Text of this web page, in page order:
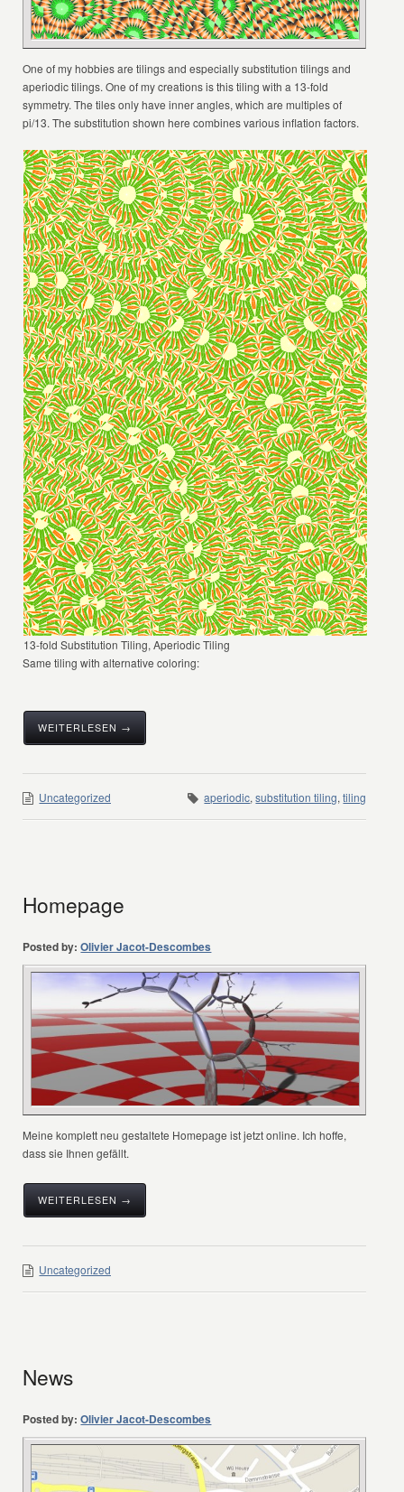
One of my hobbies are tilings and especially substitution tilings and
aperiodic tilings. One of my creations is this tiling with a 13-fold
symmetry. The tiles only have inner angles, which are multiples of
pi/13. The substitution shown here combines various inflation factors.
13-fold Substitution Tiling, Aperiodic Tiling
Same tiling with alternative coloring:
WEITERLESEN →
Uncategorized aperiodic,substitution tiling,tiling
Homepage
Posted by: Olivier Jacot-Descombes
Meine komplett neu gestaltete Homepage ist jetzt online. Ich hoffe,
dass sie Ihnen gefällt.
WEITERLESEN →
Uncategorized
News
Posted by: Olivier Jacot-Descombes